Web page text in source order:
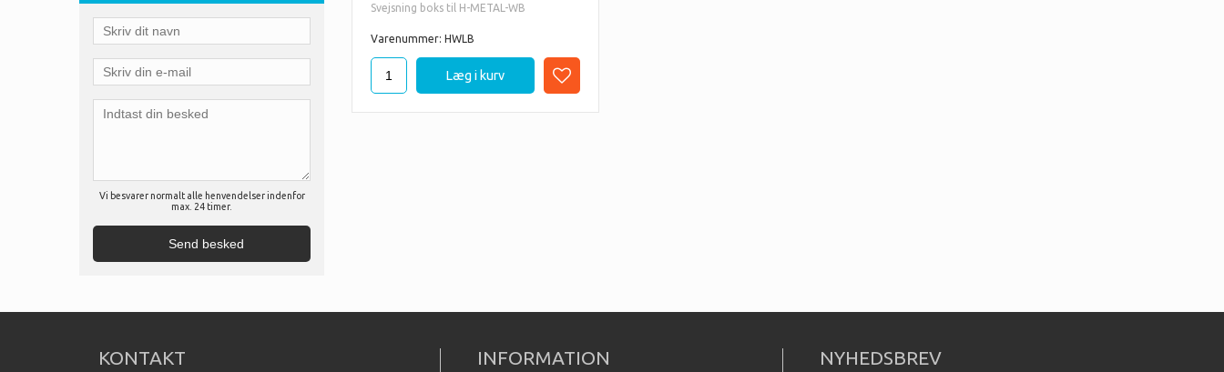
Vi besvarer normalt alle henvendelser indenfor
max. 24 timer.
Svejsning boks til H-METAL-WB
Varenummer: HWLB
KONTAKT INFORMATION NYHEDSBREV